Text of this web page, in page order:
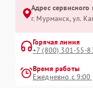
Адрес
г. Мурманск, ул.
Горячая линия
+7 (800) 301-55-
Время работы
Ежедневно с